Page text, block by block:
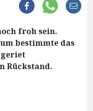
froh sein.
bestimmte das
Rückstand.